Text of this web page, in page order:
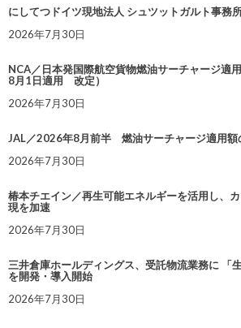
にしてつドイツ現地法人 シュツットガルト事務
2026年7月30日
NCA／日本発国際航空貨物燃油サーチャージ適
8月1日適用 改定）
2026年7月30日
JAL／2026年8月前半 燃油サーチャージ適用額
2026年7月30日
椿本チエイン／再生可能エネルギーを活用し、
現を加速
2026年7月30日
三井倉庫ホールディングス、受託物流業務に 「
を開発・導入開始
2026年7月30日